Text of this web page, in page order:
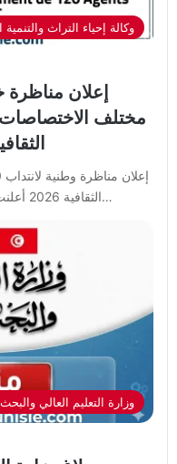
وكالة إحياء التراث والتنمية
مختلف الاختصاصات
الثقافية
الثقافية 2026 أعلنت وزارة الشؤون الثقافية عبر وكالة إحياء…
وزارة التعليم العالي